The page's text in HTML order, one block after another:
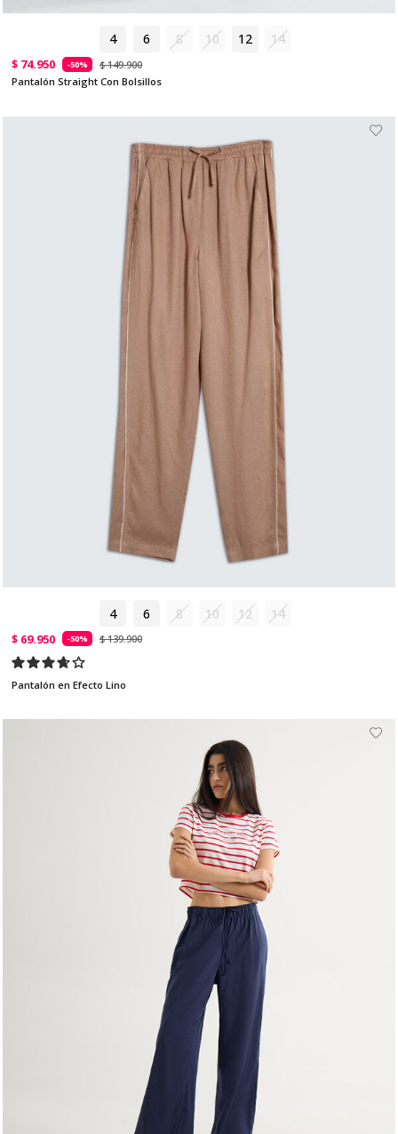
4 6 8 10 12 14
$ 74.950 -50%
$ 149.900
Pantalón Straight Con Bolsillos
4 6 8 10 12 14
$ 69.950 -50% $ 139.900
Pantalón en Efecto Lino